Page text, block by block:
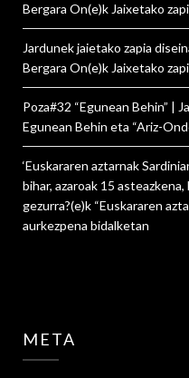
Bergara On(e)k Jaixetako
Jardunek jaietako zapia
Bergara On(e)k Jaixetako
Poza#32 “Egunean Behin” |
Egunean Behin eta “Ariz-
‘Euskararen aztarnak
bihar, azaroak 15
gezurra?(e)k “Euskararen
aurkezpena bidalketan
META